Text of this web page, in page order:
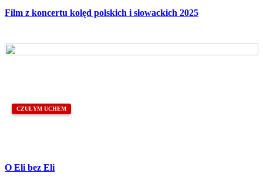
Film z koncertu kolęd polskich i słowackich 2025
CZUŁYM UCHEM
O Eli bez Eli